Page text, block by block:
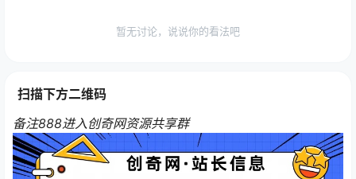
暂无讨论，说说你的看法吧
扫描下方二维码
备注888进入创奇网资源共享群